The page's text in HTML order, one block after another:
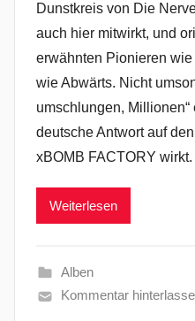
Dunstkreis von Die
auch hier mitwirkt, und
erwähnten Pionieren
wie Abwärts. Nicht
umschlungen,
deutsche Antwort auf
xBOMB FACTORY wirkt.
Weiterlesen
Alben
Kommentar